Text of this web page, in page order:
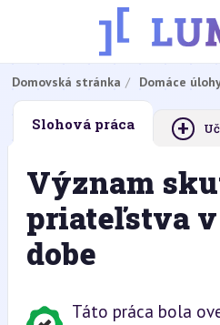
Domovská stránka Domáce
Slohová práca +
Význam
priateľstva
dobe
Táto práca bola